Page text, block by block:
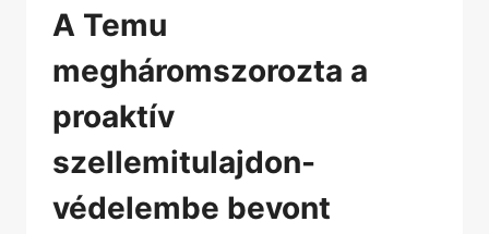
A Temu
megháromszorozta a
proaktív
szellemitulajdon-
védelembe bevont